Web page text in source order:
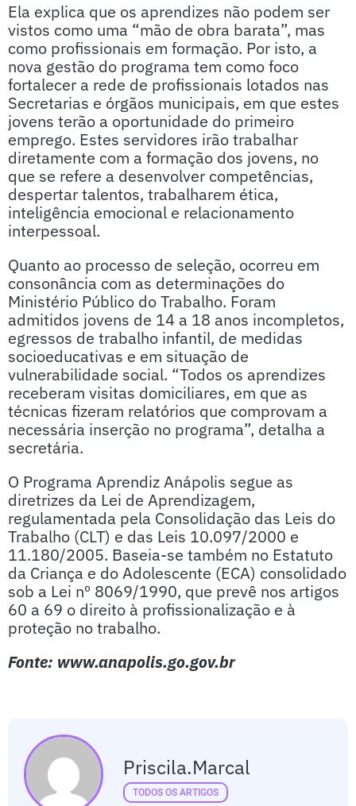
Ela explica que os aprendizes não podem ser
vistos como uma “mão de obra barata”, mas
como profissionais em formação. Por isto, a
nova gestão do programa tem como foco
fortalecer a rede de profissionais lotados nas
Secretarias e órgãos municipais, em que estes
jovens terão a oportunidade do primeiro
emprego. Estes servidores irão trabalhar
diretamente com a formação dos jovens, no
que se refere a desenvolver competências,
despertar talentos, trabalharem ética,
inteligência emocional e relacionamento
interpessoal.
Quanto ao processo de seleção, ocorreu em
consonância com as determinações do
Ministério Público do Trabalho. Foram
admitidos jovens de 14 a 18 anos incompletos,
egressos de trabalho infantil, de medidas
socioeducativas e em situação de
vulnerabilidade social. “Todos os aprendizes
receberam visitas domiciliares, em que as
técnicas fizeram relatórios que comprovam a
necessária inserção no programa”, detalha a
secretária.
O Programa Aprendiz Anápolis segue as
diretrizes da Lei de Aprendizagem,
regulamentada pela Consolidação das Leis do
Trabalho (CLT) e das Leis 10.097/2000 e
11.180/2005. Baseia-se também no Estatuto
da Criança e do Adolescente (ECA) consolidado
sob a Lei nº 8069/1990, que prevê nos artigos
60 a 69 o direito à profissionalização e à
proteção no trabalho.
Fonte: www.anapolis.go.gov.br
Priscila.marcal
TODOS OS ARTIGOS